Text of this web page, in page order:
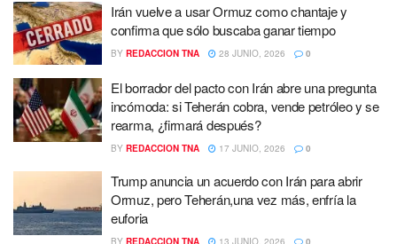
Irán vuelve a usar Ormuz como chantaje y
confirma que sólo buscaba ganar tiempo
BY REDACCION TNA 28 JUNIO, 2026 0
El borrador del pacto con Irán abre una pregunta
incómoda: si Teherán cobra, vende petróleo y se
rearma, ¿firmará después?
BY REDACCION TNA 17 JUNIO, 2026 0
Trump anuncia un acuerdo con Irán para abrir
Ormuz, pero Teherán,una vez más, enfría la
euforia
BY REDACCION TNA 13 JUNIO, 2026 0